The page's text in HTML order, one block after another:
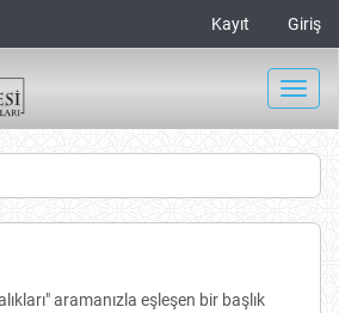
Kayıt Giriş
aramanızla eşleşen bir başlık